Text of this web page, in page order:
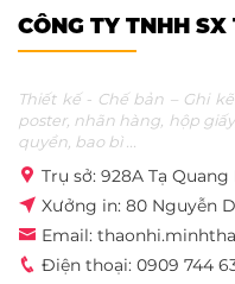
CÔNG TY TNHH
Thiết kế - Chế bản – Ghi
poster, nhãn hàng, hộp
quyền, bao bì ...
Trụ sở: 928A Tạ
Xưởng in: 80 Nguyễn
Email:
Điện thoại: 0909 744